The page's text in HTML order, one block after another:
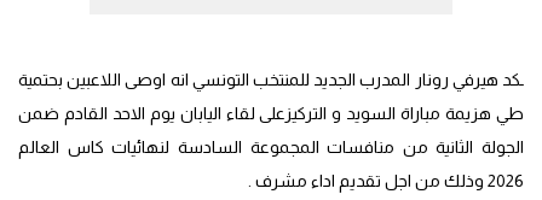
ـكد هيرفي رونار المدرب الجديد للمنتخب التونسي انه اوصى اللاعبين بحتمية
طي هزيمة مباراة السويد و التركيزعلى لقاء اليابان يوم الاحد القادم ضمن
الجولة الثانية من منافسات المجموعة السادسة لنهائيات كاس العالم
2026 وذلك من اجل تقديم اداء مشرف .